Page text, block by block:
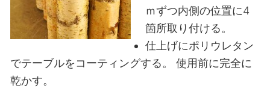
ｍずつ内側の位置に4
箇所取り付ける。
仕上げにポリウレタン
でテーブルをコーティングする。
使用前に完全に
乾かす。